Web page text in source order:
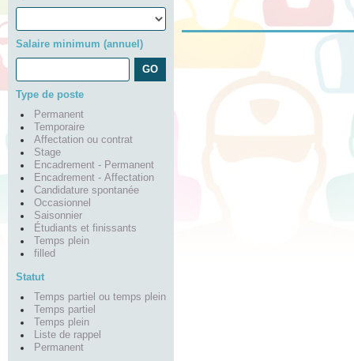
Salaire minimum (annuel)
Type de poste
Permanent
Temporaire
Affectation ou contrat
Stage
Encadrement - Permanent
Encadrement - Affectation
Candidature spontanée
Occasionnel
Saisonnier
Étudiants et finissants
Temps plein
filled
Statut
Temps partiel ou temps plein
Temps partiel
Temps plein
Liste de rappel
Permanent